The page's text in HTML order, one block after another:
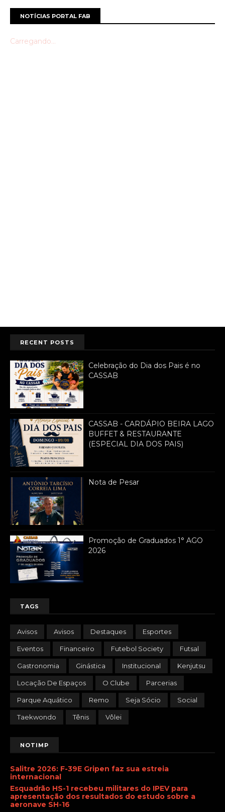
NOTÍCIAS PORTAL FAB
Carregando...
RECENT POSTS
Celebração do Dia dos Pais é no
CASSAB
CASSAB - CARDÁPIO BEIRA LAGO
BUFFET & RESTAURANTE
(ESPECIAL DIA DOS PAIS)
Nota de Pesar
Promoção de Graduados 1° AGO
2026
TAGS
Avisos Avisos Destaques Esportes
Eventos Financeiro Futebol Society Futsal
Gastronomia Ginástica Institucional Kenjutsu
Locação De Espaços O Clube Parcerias
Parque Aquático Remo Seja Sócio Social
Taekwondo Tênis Vôlei
NOTIMP
Salitre 2026: F-39E Gripen faz sua estreia
internacional
Esquadrão HS-1 recebeu militares do IPEV para
apresentação dos resultados do estudo sobre a
aeronave SH-16